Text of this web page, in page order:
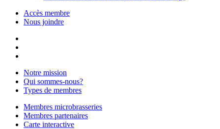
Accès membre
Nous joindre
Notre mission
Qui sommes-nous?
Types de membres
Membres microbrasseries
Membres partenaires
Carte interactive